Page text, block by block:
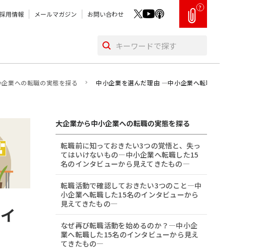
採用情報 メールマガジン お問い合わせ
?
業への転職の実態を探る 中小企業を選んだ理由 ―中小企業へ転職した15名のイ
大企業から中小企業への転職の実態を探る
転職前に知っておきたい3つの覚悟と、失っ
てはいけないもの―中小企業へ転職した15
名のインタビューから見えてきたもの―
転職活動で確認しておきたい3つのこと―中
小企業へ転職した15名のインタビューから
見えてきたもの―
なぜ再び転職活動を始めるのか？―中小企
業へ転職した15名のインタビューから見え
てきたもの―